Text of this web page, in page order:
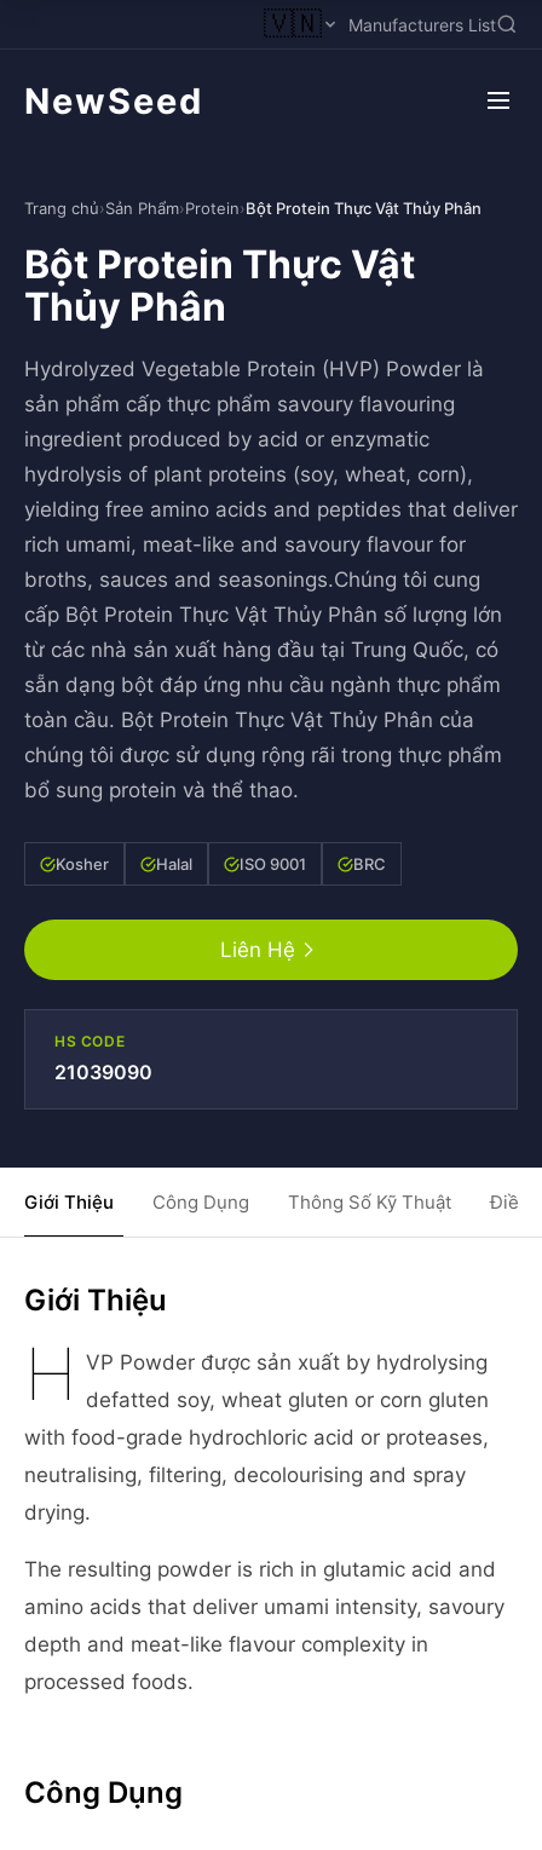
🇻🇳 Manufacturers List
NewSeed
Trang chủ›Sản Phẩm›Protein›Bột Protein Thực Vật Thủy Phân
Bột Protein Thực Vật
Thủy Phân
Hydrolyzed Vegetable Protein (HVP) Powder là
sản phẩm cấp thực phẩm savoury flavouring
ingredient produced by acid or enzymatic
hydrolysis of plant proteins (soy, wheat, corn),
yielding free amino acids and peptides that deliver
rich umami, meat-like and savoury flavour for
broths, sauces and seasonings.Chúng tôi cung
cấp Bột Protein Thực Vật Thủy Phân số lượng lớn
từ các nhà sản xuất hàng đầu tại Trung Quốc, có
sẵn dạng bột đáp ứng nhu cầu ngành thực phẩm
toàn cầu. Bột Protein Thực Vật Thủy Phân của
chúng tôi được sử dụng rộng rãi trong thực phẩm
bổ sung protein và thể thao.
Kosher Halal ISO 9001 BRC
Liên Hệ
HS CODE
21039090
Giới Thiệu Công Dụng Thông Số Kỹ Thuật Điều
Giới Thiệu
H
VP Powder được sản xuất by hydrolysing
defatted soy, wheat gluten or corn gluten
with food-grade hydrochloric acid or proteases,
neutralising, filtering, decolourising and spray
drying.
The resulting powder is rich in glutamic acid and
amino acids that deliver umami intensity, savoury
depth and meat-like flavour complexity in
processed foods.
Công Dụng